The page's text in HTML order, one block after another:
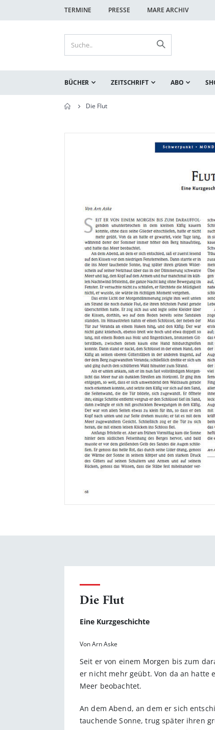
TERMINE PRESSE MARE ARCHIV
BÜCHER ZEITSCHRIFT ABO
Die Flut
Die Flut
Eine Kurzgeschichte
Von Arn Aske
Seit er von einem Morgen bis zum
er nicht mehr geübt. Von da an hatte
Meer beobachtet.
An dem Abend, an dem er sich
tauchende Sonne, trug später ihren